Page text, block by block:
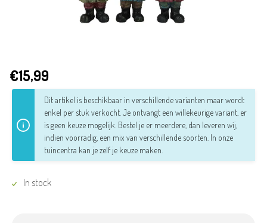
€15,99
Dit artikel is beschikbaar in verschillende varianten maar wordt
enkel per stuk verkocht. Je ontvangt een willekeurige variant, er
is geen keuze mogelijk. Bestel je er meerdere, dan leveren wij,
indien voorradig, een mix van verschillende soorten. In onze
tuincentra kan je zelf je keuze maken.
In stock